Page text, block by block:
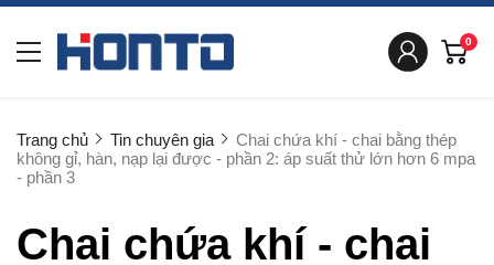
0
Trang chủ Tin chuyên gia
Chai chứa khí - chai bằng thép
không gỉ, hàn, nạp lại được - phần 2: áp suất thử lớn hơn 6 mpa
- phần 3
Chai chứa khí - chai